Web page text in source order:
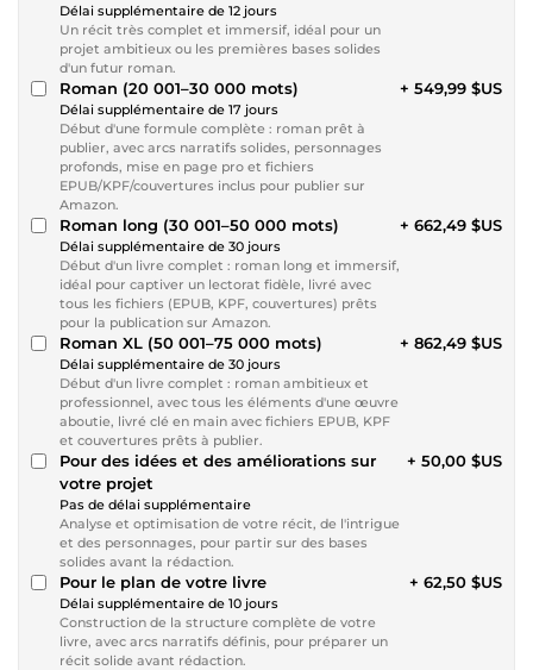
Délai supplémentaire de 12 jours
Un récit très complet et immersif, idéal pour un
projet ambitieux ou les premières bases solides
d'un futur roman.
Roman (20 001–30 000 mots)
Délai supplémentaire de 17 jours
Début d'une formule complète : roman prêt à
publier, avec arcs narratifs solides, personnages
profonds, mise en page pro et fichiers
EPUB/KPF/couvertures inclus pour publier sur
Amazon.
+ 549,99 $US
Roman long (30 001–50 000 mots)
Délai supplémentaire de 30 jours
Début d'un livre complet : roman long et immersif,
idéal pour captiver un lectorat fidèle, livré avec
tous les fichiers (EPUB, KPF, couvertures) prêts
pour la publication sur Amazon.
+ 662,49 $US
Roman XL (50 001–75 000 mots)
Délai supplémentaire de 30 jours
Début d'un livre complet : roman ambitieux et
professionnel, avec tous les éléments d'une œuvre
aboutie, livré clé en main avec fichiers EPUB, KPF
et couvertures prêts à publier.
+ 862,49 $US
Pour des idées et des améliorations sur
votre projet
Pas de délai supplémentaire
Analyse et optimisation de votre récit, de l'intrigue
et des personnages, pour partir sur des bases
solides avant la rédaction.
+ 50,00 $US
Pour le plan de votre livre
Délai supplémentaire de 10 jours
Construction de la structure complète de votre
livre, avec arcs narratifs définis, pour préparer un
récit solide avant rédaction.
+ 62,50 $US